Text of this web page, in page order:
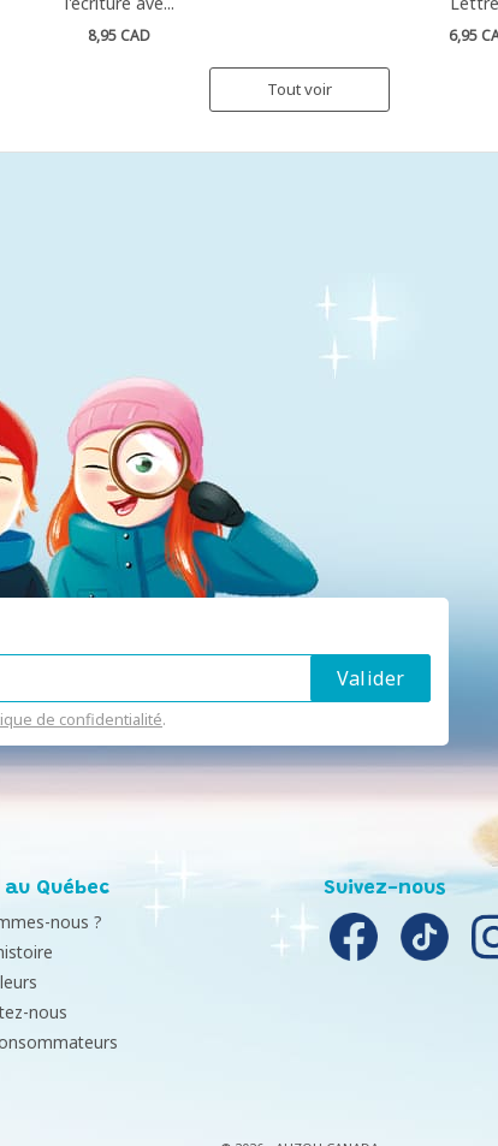
8,95 CAD 6,95
Tout voir
de confidentialité.
au Québec
nous ?
nous
Suivez-nous